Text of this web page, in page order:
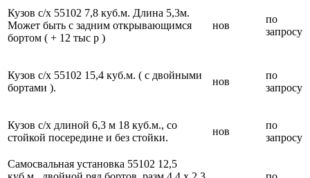
Кузов с/х 55102 7,8 куб.м. Длина 5,3м.
Может быть с задним открывающимся
бортом ( + 12 тыс р )
нов
по
запросу
Кузов с/х 55102 15,4 куб.м. ( с двойными
бортами ).
нов
по
запросу
Кузов с/х длиной 6,3 м 18 куб.м., со
стойкой посередине и без стойки.
нов
по
запросу
Самосвальная установка 55102 12,5